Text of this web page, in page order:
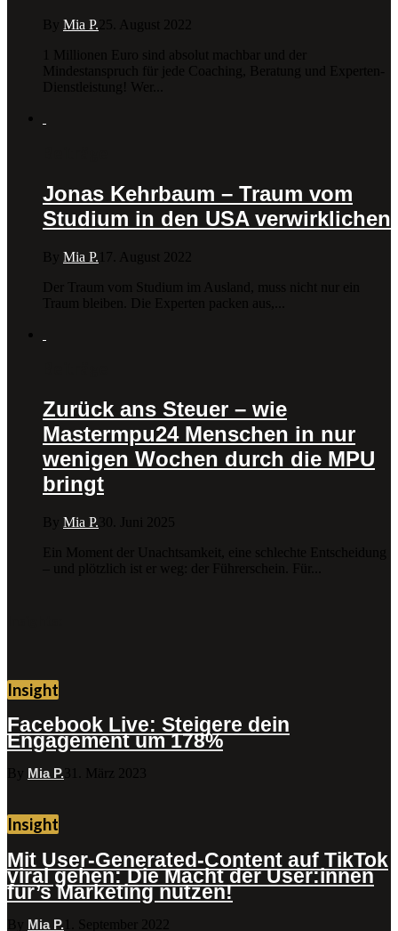
By Mia P. 25. August 2022
1 Millionen Euro sind absolut machbar und der
Mindestanspruch für jede Coaching, Beratung und Experten-
Dienstleistung! Wer...
Jonas Kehrbaum – Traum vom
Studium in den USA verwirklichen
By Mia P. 17. August 2022
Der Traum vom Studium im Ausland, muss nicht nur ein
Traum bleiben. Die Experten packen aus,...
Zurück ans Steuer – wie
Mastermpu24 Menschen in nur
wenigen Wochen durch die MPU
bringt
By Mia P. 30. Juni 2025
Ein Moment der Unachtsamkeit, eine schlechte Entscheidung
– und plötzlich ist er weg: der Führerschein. Für...
Insight
Facebook Live: Steigere dein
Engagement um 178%
By Mia P. 31. März 2023
Insight
Mit User-Generated-Content auf TikTok
viral gehen: Die Macht der User:innen
für’s Marketing nutzen!
By Mia P. 1. September 2022